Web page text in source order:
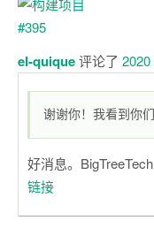
el-quique评论了 2020
谢谢你！我看到你
好消息。
链接